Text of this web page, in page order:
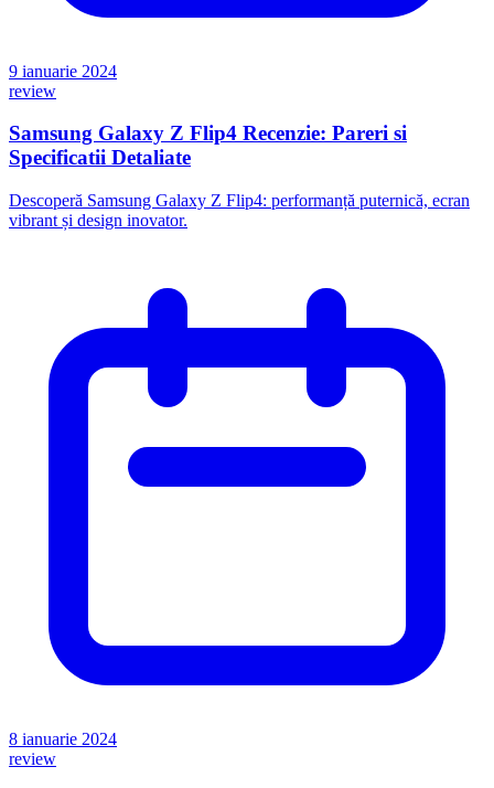
9 ianuarie 2024
review
Samsung Galaxy Z Flip4 Recenzie: Pareri si
Specificatii Detaliate
Descoperă Samsung Galaxy Z Flip4: performanță puternică, ecran
vibrant și design inovator.
8 ianuarie 2024
review